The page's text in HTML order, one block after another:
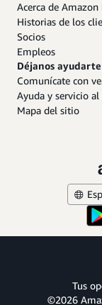
Acerca de Amazon
Historias de los
Socios
Empleos
Déjanos ayudarte
Comunícate con
Ayuda y servicio
Mapa del sitio
Tus
©2026